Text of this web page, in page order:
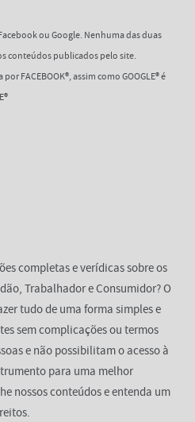
ou Google. Nenhuma das duas
conteúdos publicados pelo site.
FACEBOOK®, assim como GOOGLE® é
completas e verídicas sobre os
Trabalhador e Consumidor? O
tudo de uma forma simples e
sem complicações ou termos
e não possibilitam o acesso à
para uma melhor
nossos conteúdos e entenda um